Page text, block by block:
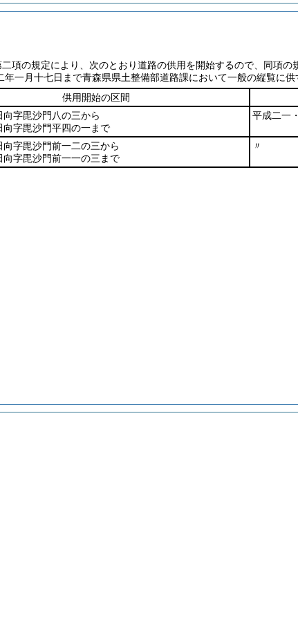
項の規定により、次のとおり道路の供用を開始するので、同項の
一月十七日まで青森県県土整備部道路課において一般の縦覧に供
供用開始の区間
向字毘沙門八の三から
向字毘沙門平四の一まで
平成二一
向字毘沙門前一二の三から
向字毘沙門前一一の三まで
〃